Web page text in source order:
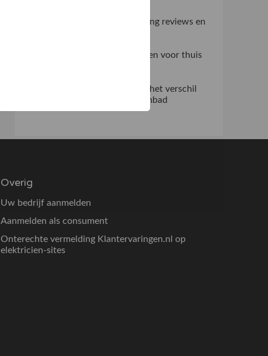
Zo haal je meer uit verlichting reviews en
Slim fitnessapparatuur kiezen voor thuis
Waarom een overlooprand het verschil
maakt bij een modern zwembad
Overig
Uw bedrijf aanmelden
Aanmelden als consument
Onterechte vermelding Klantervaringen.nl op
elektricien-sites